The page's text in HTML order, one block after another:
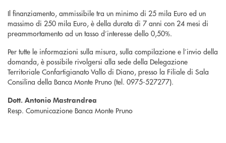
Il finanziamento, ammissibile tra un minimo di 25 mila Euro ed un
massimo di 250 mila Euro, è della durata di 7 anni con 24 mesi di
preammortamento ad un tasso d’interesse dello 0,50%.
Per tutte le informazioni sulla misura, sulla compilazione e l’invio della
domanda, è possibile rivolgersi alla sede della Delegazione
Territoriale Confartigianato Vallo di Diano, presso la Filiale di Sala
Consilina della Banca Monte Pruno (tel. 0975-527277).
Dott. Antonio Mastrandrea
Resp. Comunicazione Banca Monte Pruno